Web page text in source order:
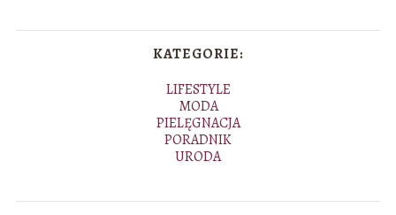
KATEGORIE:
LIFESTYLE
MODA
PIELĘGNACJA
PORADNIK
URODA